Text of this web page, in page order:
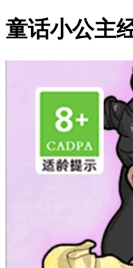
童话小公主